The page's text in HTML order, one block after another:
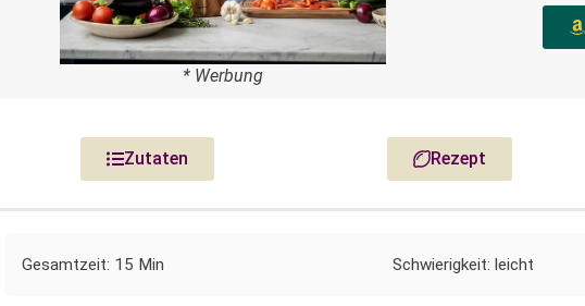
* Werbung
Zutaten Rezept
Gesamtzeit: 15 Min Schwierigkeit: leicht